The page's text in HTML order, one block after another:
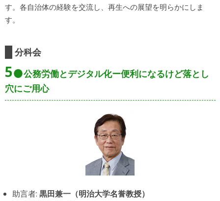
す。各自治体の経験を交流し、再生への展望を明らかにしま
す。
分科会
5
公務労働とデジタル化ー便利になるけど落とし
穴にご用心
助言者: 黒田兼一（明治大学名誉教授）